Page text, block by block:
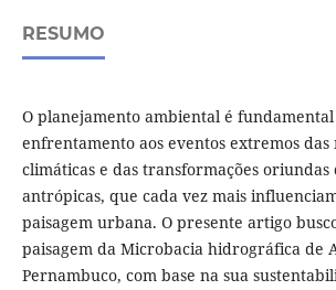
RESUMO
O planejamento ambiental é
enfrentamento aos eventos extremos das
climáticas e das transformações oriundas
antrópicas, que cada vez mais
paisagem urbana. O presente artigo
paisagem da Microbacia hidrográfica de
Pernambuco, com base na sua